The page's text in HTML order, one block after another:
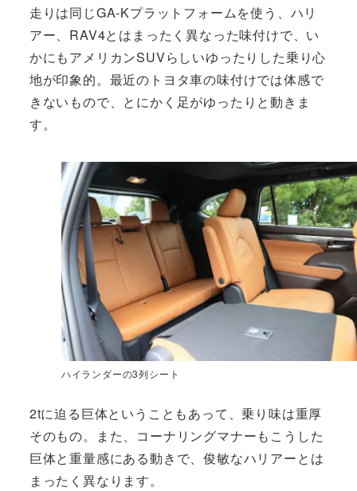
走りは同じGA-Kプラットフォームを使う、ハリ
アー、RAV4とはまったく異なった味付けで、い
かにもアメリカンSUVらしいゆったりした乗り心
地が印象的。最近のトヨタ車の味付けでは体感で
きないもので、とにかく足がゆったりと動きま
す。
ハイランダーの3列シート
2tに迫る巨体ということもあって、乗り味は重厚
そのもの。また、コーナリングマナーもこうした
巨体と重量感にある動きで、俊敏なハリアーとは
まったく異なります。